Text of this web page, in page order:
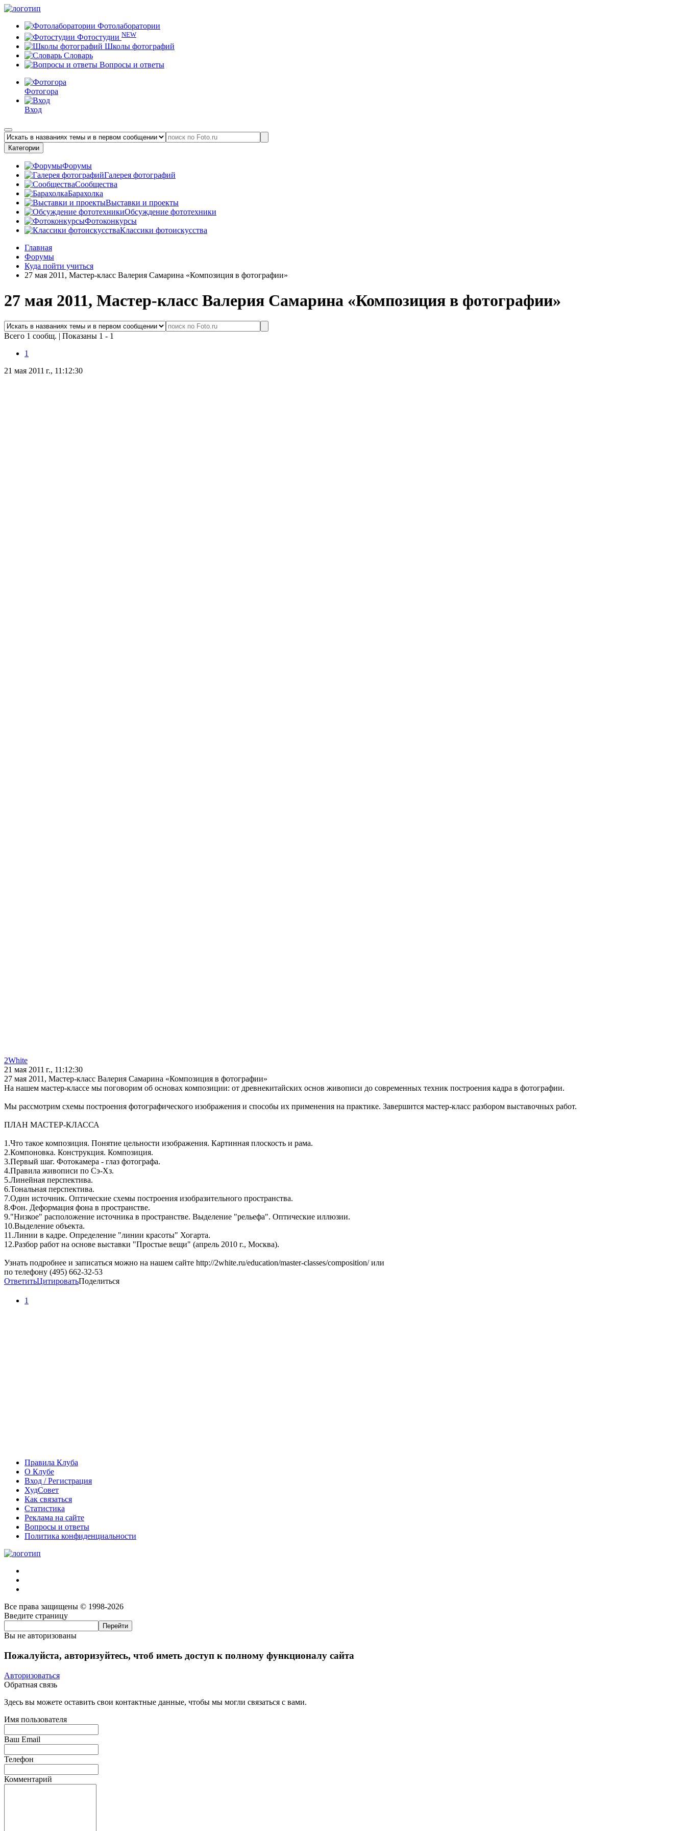
Фотолаборатории
Фотостудии NEW
Школы фотографий
Словарь
Вопросы и ответы
Фотогора
Вход
Категории
Форумы
Галерея фотографий
Сообщества
Барахолка
Выставки и проекты
Обсуждение фототехники
Фотоконкурсы
Классики фотоискусства
Главная
Форумы
Куда пойти учиться
27 мая 2011, Мастер-класс Валерия Самарина «Композиция в фотографии»
27 мая 2011, Мастер-класс Валерия Самарина «Композиция в фотографии»
Всего 1 сообщ. | Показаны 1 - 1
1
21 мая 2011 г., 11:12:30
2White
21 мая 2011 г., 11:12:30
27 мая 2011, Мастер-класс Валерия Самарина «Композиция в фотографии»
На нашем мастер-классе мы поговорим об основах композиции: от древнекитайских основ живописи до современных техник построения кадра в фотографии.
Мы рассмотрим схемы построения фотографического изображения и способы их применения на практике. Завершится мастер-класс разбором выставочных работ.
ПЛАН МАСТЕР-КЛАССА
1.Что такое композиция. Понятие цельности изображения. Картинная плоскость и рама.
2.Компоновка. Конструкция. Композиция.
3.Первый шаг. Фотокамера - глаз фотографа.
4.Правила живописи по Сэ-Хз.
5.Линейная перспектива.
6.Тональная перспектива.
7.Один источник. Оптические схемы построения изобразительного пространства.
8.Фон. Деформация фона в пространстве.
9."Низкое" расположение источника в пространстве. Выделение "рельефа". Оптические иллюзии.
10.Выделение объекта.
11.Линии в кадре. Определение "линии красоты" Хогарта.
12.Разбор работ на основе выставки "Простые вещи" (апрель 2010 г., Москва).
Узнать подробнее и записаться можно на нашем сайте http://2white.ru/education/master-classes/composition/ или
по телефону (495) 662-32-53
ОтветитьЦитироватьПоделиться
1
Правила Клуба
О Клубе
Вход / Регистрация
ХудСовет
Как связаться
Статистика
Реклама на сайте
Вопросы и ответы
Политика конфиденциальности
Все права защищены © 1998-2026
Введите страницу
Вы не авторизованы
Пожалуйста, авторизуйтесь, чтоб иметь доступ к полному функционалу сайта
Авторизоваться
Обратная связь
Здесь вы можете оставить свои контактные данные, чтобы мы могли связаться с вами.
Имя пользователя
Ваш Email
Телефон
Комментарий